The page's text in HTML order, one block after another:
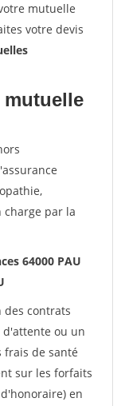
mutuelle
votre devis
mutuelle
charge par la
64000 PAU
des contrats
d'attente ou un
de santé
sur les forfaits
en